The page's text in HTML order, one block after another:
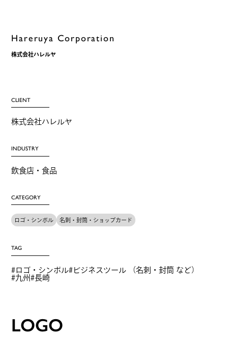
Hareruya Corporation
株式会社ハレルヤ
CLIENT
株式会社ハレルヤ
INDUSTRY
飲食店・食品
CATEGORY
ロゴ・シンボル 名刺・封筒・ショップカード
TAG
ロゴ・シンボル
ビジネスツール （名刺・封筒 など）
九州 長崎
LOGO